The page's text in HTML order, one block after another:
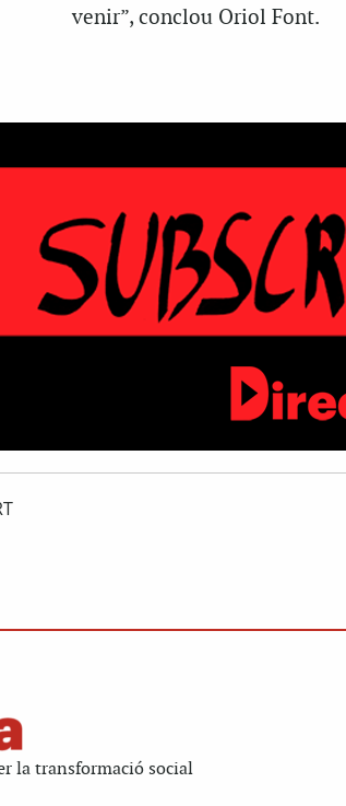
venir”, conclou Oriol Font.
la transformació social